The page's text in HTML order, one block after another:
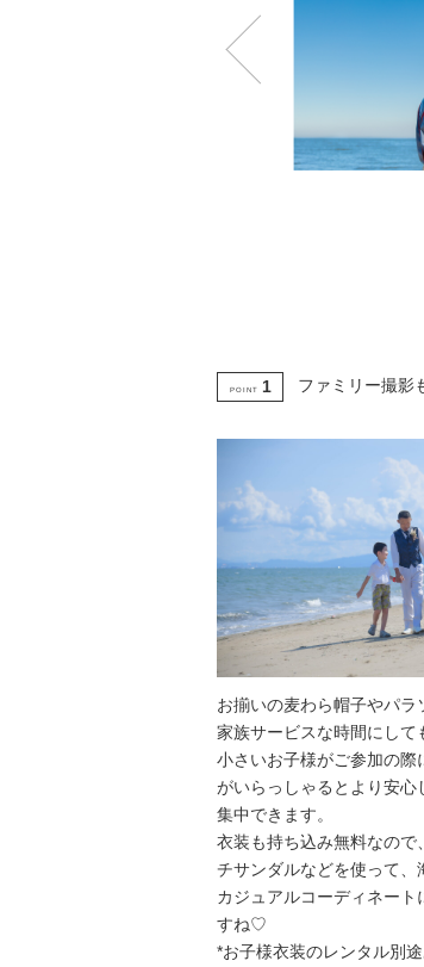
POINT 1 ファミリー撮影
お揃いの麦わら帽子やパラ
家族サービスな時間にして
小さいお子様がご参加の際
がいらっしゃるとより安心
集中できます。
衣装も持ち込み無料なので
チサンダルなどを使って、
カジュアルコーディネート
すね♡
*お子様衣装のレンタル別途